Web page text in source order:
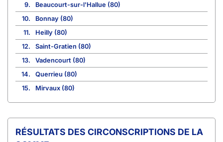
9.
Beaucourt-sur-l'Hallue (80)
10.
Bonnay (80)
11.
Heilly (80)
12.
Saint-Gratien (80)
13.
Vadencourt (80)
14.
Querrieu (80)
15.
Mirvaux (80)
CIRCONSCRIPTIONS DE LA